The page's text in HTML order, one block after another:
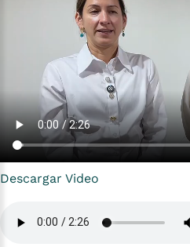
Descargar Video